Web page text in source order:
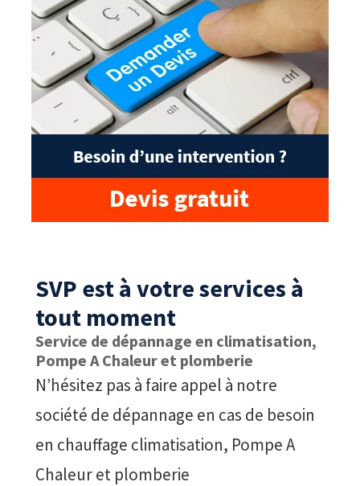
SVP est à votre services à
tout moment
Service de dépannage en climatisation,
Pompe A Chaleur et plomberie
N’hésitez pas à faire appel à notre
société de dépannage en cas de besoin
en chauffage climatisation, Pompe A
Chaleur et plomberie